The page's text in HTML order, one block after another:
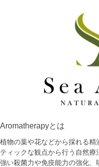
Aromatherapyとは
植物の葉や花などから採れる
ティックな観点から行う自然療
強い殺菌力や免疫能力の強化